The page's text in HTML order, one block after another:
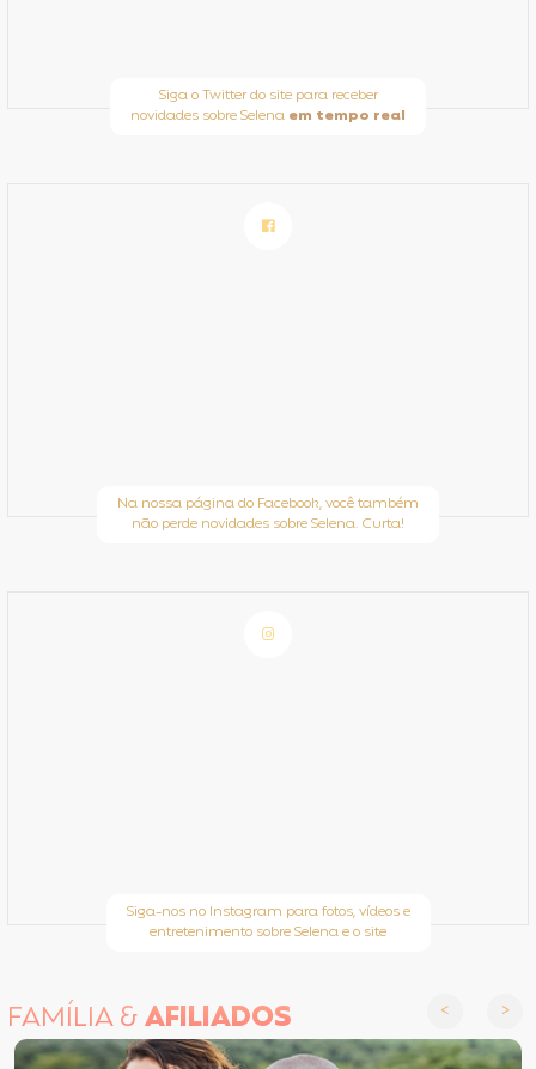
Siga o Twitter do site para receber
novidades sobre Selena em tempo real
Na nossa página do Facebook, você também
não perde novidades sobre Selena. Curta!
Siga-nos no Instagram para fotos, vídeos e
entretenimento sobre Selena e o site
FAMÍLIA &AFILIADOS